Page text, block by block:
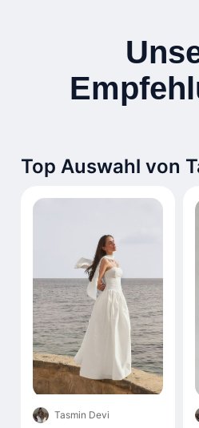
Top Auswahl von
Tasmin Devi